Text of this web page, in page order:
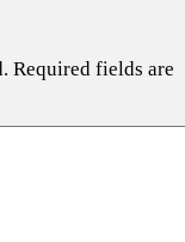
Required fields are